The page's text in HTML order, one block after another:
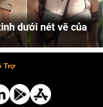
dưới nét vẽ của
Cùng đến với những hình ảnh Lala Croft của Tomb Raider dưới nét vẽ của AI. Một cô nàng xinh đẹp, nóng bỏng nhưng cũng rắn rỏi và mạnh mẽ.
Trợ